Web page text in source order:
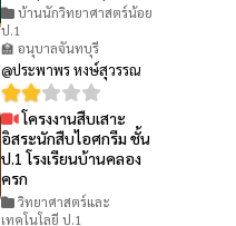
บ้านนักวิทยาศาสตร์น้อย
ป.1
🏫 อนุบาลจันทบุรี
@ประพาพร หงษ์สุวรรณ
โครงงานสืบเสาะ
อิสระนักสืบไอศกรีม ชั้น
ป.1 โรงเรียนบ้านคลอง
ครก
วิทยาศาสตร์และ
เทคโนโลยี ป.1